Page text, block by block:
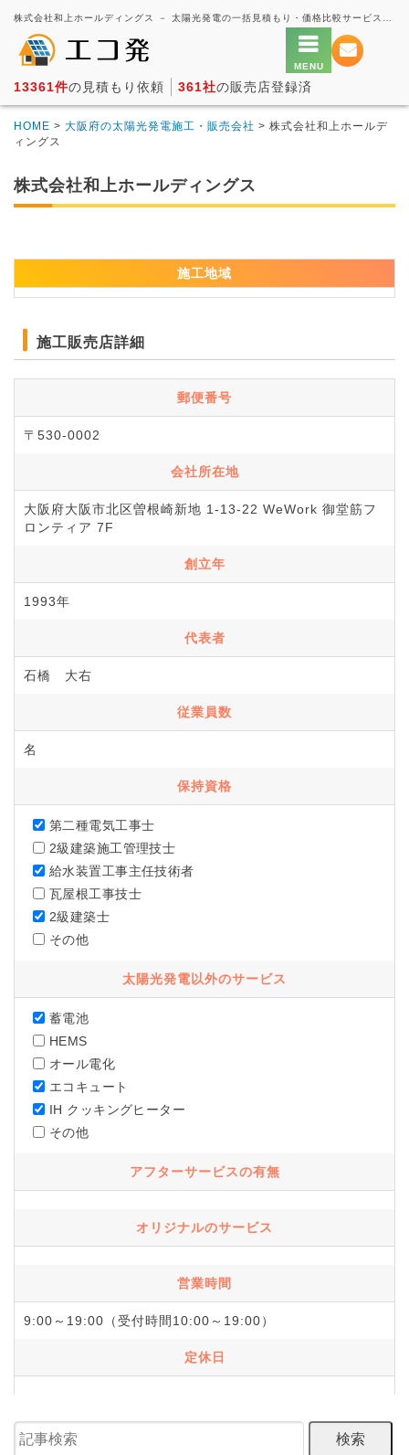
13361件の見積もり依頼 361社の販売店登録済
HOME > 大阪府の太陽光発電施工・販売会社 > 株式会社和上ホールデ
ィングス
株式会社和上ホールディングス
施工地域
施工販売店詳細
郵便番号
〒530-0002
会社所在地
大阪府大阪市北区曽根崎新地 1-13-22 WeWork 御堂筋フ
ロンティア 7F
創立年
1993年
代表者
石橋 大右
従業員数
名
保持資格
第二種電気工事士
2級建築施工管理技士
給水装置工事主任技術者
瓦屋根工事技士
2級建築士
その他
太陽光発電以外のサービス
蓄電池
HEMS
オール電化
エコキュート
IH クッキングヒーター
その他
アフターサービスの有無
オリジナルのサービス
営業時間
9:00～19:00（受付時間10:00～19:00）
定休日